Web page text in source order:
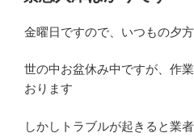
日:
金曜日ですので、いつもの夕
世の中お盆休み中ですが、作
おります
しかしトラブルが起きると業